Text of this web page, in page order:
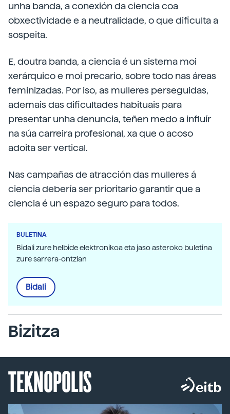
unha banda, a conexión da ciencia coa
obxectividade e a neutralidade, o que dificulta a
sospeita.
E, doutra banda, a ciencia é un sistema moi
xerárquico e moi precario, sobre todo nas áreas
feminizadas. Por iso, as mulleres perseguidas,
ademais das dificultades habituais para
presentar unha denuncia, teñen medo a influír
na súa carreira profesional, xa que o acoso
adoita ser vertical.
Nas campañas de atracción das mulleres á
ciencia debería ser prioritario garantir que a
ciencia é un espazo seguro para todos.
BULETINA
Bidali zure helbide elektronikoa eta jaso asteroko buletina
zure sarrera-ontzian
Bidali
Bizitza
TEKNOPOLIS